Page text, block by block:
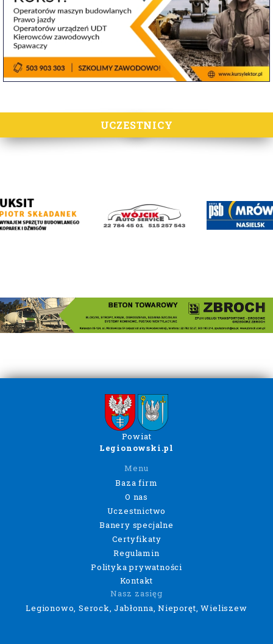
UCZESTNICY
Powiat
Legionowski.pl
Menu
Baza firm
O nas
Uczestnictwo
Banery specjalne
Certyfikaty
Regulamin
Polityka prywatności
Kontakt
Nasz zasięg
Legionowo, Serock, Jabłonna, Nieporęt, Wieliszew